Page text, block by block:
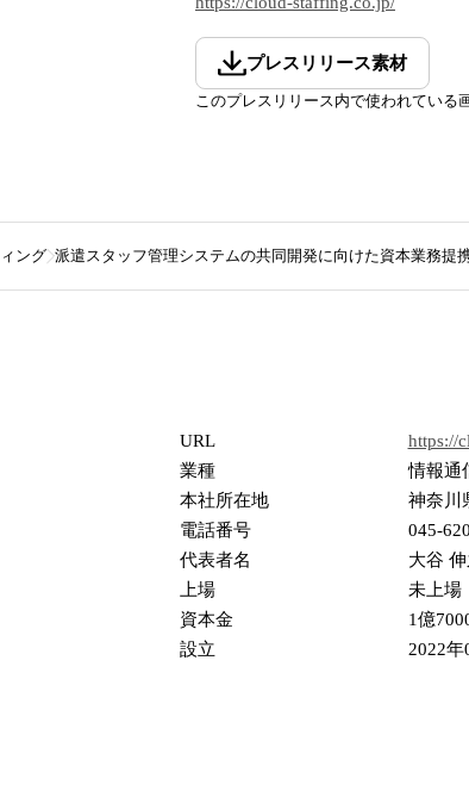
プレスリリース素材
このプレスリリース内で使われている
ング 派遣スタッフ管理システムの共同開発に向けた資本業務提
URL
https://
業種
情報通
本社所在地
神奈川
電話番号
045-
代表者名
大谷 伸
上場
未上場
資本金
1億
設立
2022年